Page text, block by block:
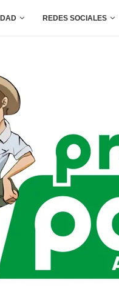
REDES SOCIALES